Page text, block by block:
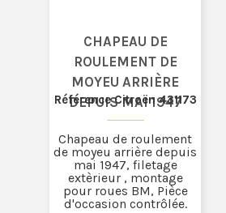
CHAPEAU DE
ROULEMENT DE
MOYEU ARRIÈRE
DEPUIS MAI 1947
Référence Citroën 431173
Chapeau de roulement
de moyeu arrière depuis
mai 1947, filetage
extèrieur , montage
pour roues BM, Pièce
d'occasion contrôlée.